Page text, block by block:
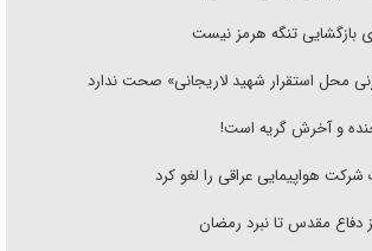
بازگشایی تنگه هرمز نیست
زنی محل استقرار شهید لاریجانی» صحت ندارد
و آخرش گریه است!
هواپیمایی عراقی را لغو کرد
دفاع مقدس تا نبرد رمضان